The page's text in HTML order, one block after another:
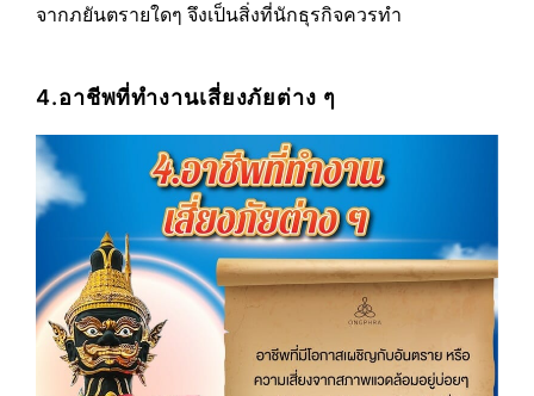
จากภยันตรายใดๆ จึงเป็นสิ่งที่นักธุรกิจควรทำ
4.อาชีพที่ทำงานเสี่ยงภัยต่าง ๆ